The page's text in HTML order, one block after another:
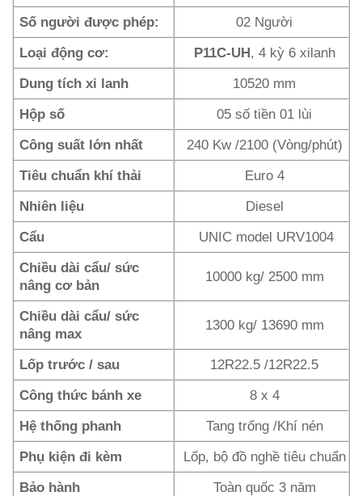
Số người được phép:
02 Người
Loại động cơ:
P11C-UH, 4 kỳ 6 xilanh
Dung tích xi lanh
10520 mm
Hộp số
05 số tiền 01 lùi
Công suất lớn nhất
240 Kw /2100 (Vòng/phút)
Tiêu chuẩn khí thải
Euro 4
Nhiên liệu
Diesel
Cẩu
UNIC model URV1004
Chiều dài cẩu/ sức
nâng cơ bản
10000 kg/ 2500 mm
Chiều dài cẩu/ sức
nâng max
1300 kg/ 13690 mm
Lốp trước / sau
12R22.5 /12R22.5
Công thức bánh xe
8 x 4
Hệ thống phanh
Tang trống /Khí nén
Phụ kiện đi kèm
Lốp, bộ đồ nghề tiêu chuẩn
Bảo hành
Toàn quốc 3 năm